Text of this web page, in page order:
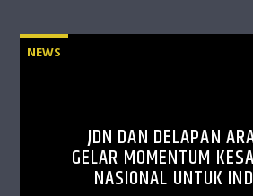
NEWS
JDN DAN DELAPAN
GELAR MOMENTUM
NASIONAL UNTUK